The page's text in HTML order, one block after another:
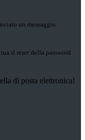
un messaggio
il reset della password
di posta elettronica!